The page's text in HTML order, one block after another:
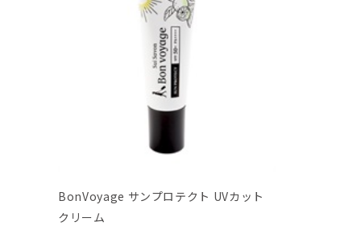
BonVoyage サンプロテクト UVカット
クリーム